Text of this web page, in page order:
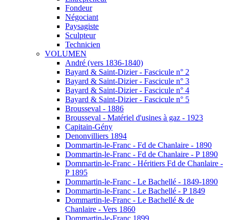
Fondeur
Négociant
Paysagiste
Sculpteur
Technicien
VOLUMEN
André (vers 1836-1840)
Bayard & Saint-Dizier - Fascicule n° 2
Bayard & Saint-Dizier - Fascicule n° 3
Bayard & Saint-Dizier - Fascicule n° 4
Bayard & Saint-Dizier - Fascicule n° 5
Brousseval - 1886
Brousseval - Matériel d'usines à gaz - 1923
Capitain-Gény
Denonvilliers 1894
Dommartin-le-Franc - Fd de Chanlaire - 1890
Dommartin-le-Franc - Fd de Chanlaire - P 1890
Dommartin-le-Franc - Héritiers Fd de Chanlaire -
P 1895
Dommartin-le-Franc - Le Bachellé - 1849-1890
Dommartin-le-Franc - Le Bachellé - P 1849
Dommartin-le-Franc - Le Bachellé & de
Chanlaire - Vers 1860
Dommartin-le-Franc 1899